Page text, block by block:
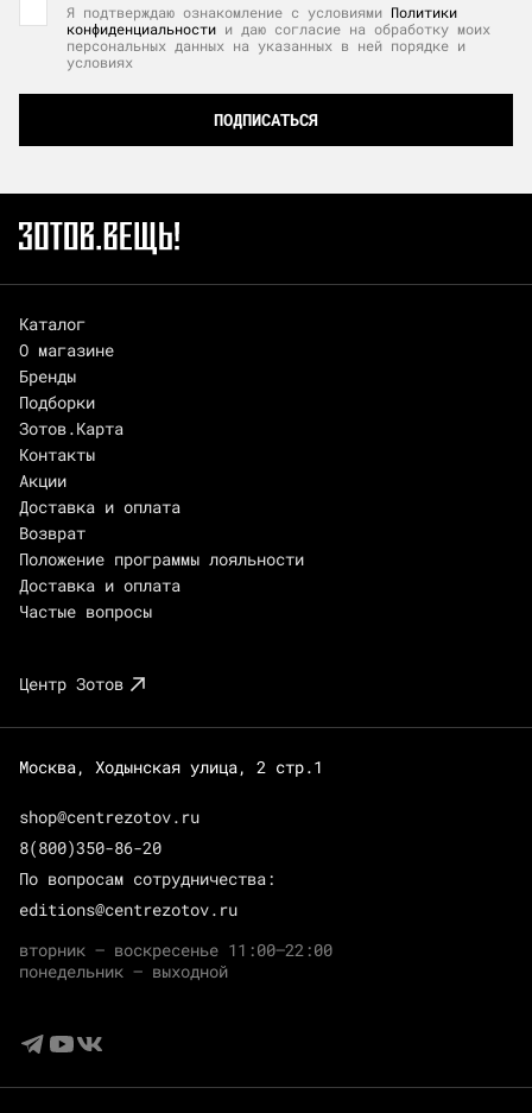
Я подтверждаю ознакомление с условиями Политики
конфиденциальности и даю согласие на обработку моих
персональных данных на указанных в ней порядке и
условиях
ПОДПИСАТЬСЯ
Каталог
О магазине
Бренды
Подборки
Зотов.Карта
Контакты
Акции
Доставка и оплата
Возврат
Положение программы лояльности
Доставка и оплата
Частые вопросы
Центр Зотов
Москва, Ходынская улица, 2 стр.1
shop@centrezotov.ru
8(800)350-86-20
По вопросам сотрудничества:
editions@centrezotov.ru
вторник — воскресенье 11:00–22:00
понедельник — выходной